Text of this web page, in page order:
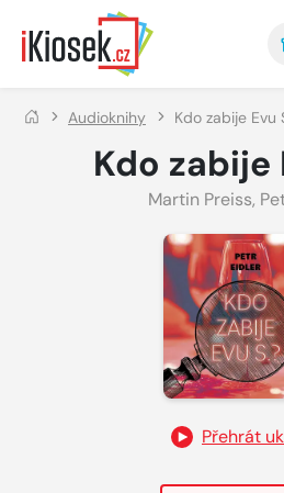
Přejít na hlavní obsah
Audioknihy Kdo zabije Evu
Kdo zabije
Martin Preiss,
Přehrát